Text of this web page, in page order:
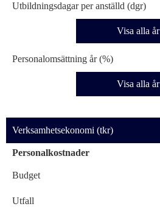
Utbildningsdagar per anställd (dgr)
Visa alla år
Personalomsättning år (%)
Visa alla år
Verksamhetsekonomi (tkr)
Personalkostnader
Budget
Utfall